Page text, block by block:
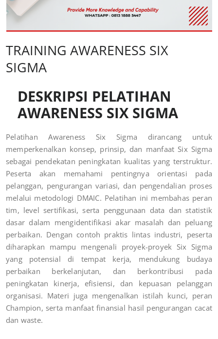
TRAINING AWARENESS SIX
SIGMA
DESKRIPSI PELATIHAN
AWARENESS SIX SIGMA
Pelatihan Awareness Six Sigma dirancang untuk
memperkenalkan konsep, prinsip, dan manfaat Six Sigma
sebagai pendekatan peningkatan kualitas yang terstruktur.
Peserta akan memahami pentingnya orientasi pada
pelanggan, pengurangan variasi, dan pengendalian proses
melalui metodologi DMAIC. Pelatihan ini membahas peran
tim, level sertifikasi, serta penggunaan data dan statistik
dasar dalam mengidentifikasi akar masalah dan peluang
perbaikan. Dengan contoh praktis lintas industri, peserta
diharapkan mampu mengenali proyek-proyek Six Sigma
yang potensial di tempat kerja, mendukung budaya
perbaikan berkelanjutan, dan berkontribusi pada
peningkatan kinerja, efisiensi, dan kepuasan pelanggan
organisasi. Materi juga mengenalkan istilah kunci, peran
Champion, serta manfaat finansial hasil pengurangan cacat
dan waste.